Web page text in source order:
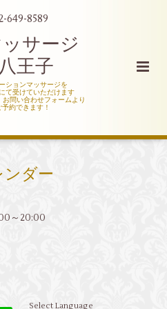
649-8589
サージ
王子
ションマッサージを
て受けていただけます
問い合わせフォームより
約できます！
ンダー
～20:00
Select Language